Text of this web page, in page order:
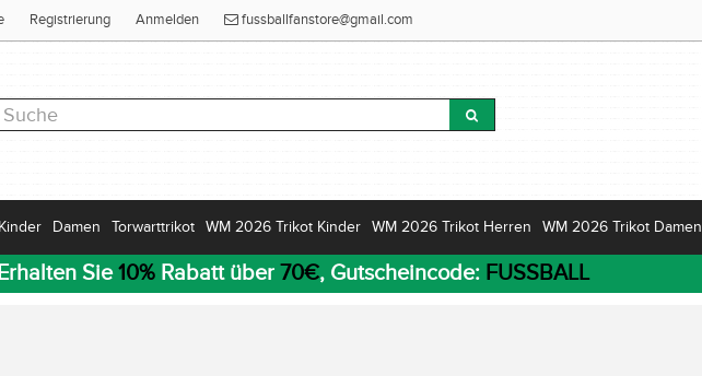
Registrierung Anmelden fussballfanstore@gmail.com
Kinder Damen Torwarttrikot WM 2026 Trikot Kinder WM 2026 Trikot Herren WM 2026 Trikot Damen
Sie10% Rabatt über 70€, Gutscheincode: FUSSBALL